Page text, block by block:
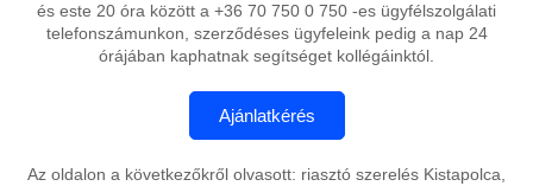
és este 20 óra között a +36 70 750 0 750 -es ügyfélszolgálati
telefonszámunkon, szerződéses ügyfeleink pedig a nap 24
órájában kaphatnak segítséget kollégáinktól.
Az oldalon a következőkről olvasott: riasztó szerelés Kistapolca,